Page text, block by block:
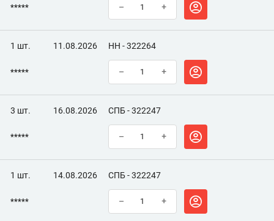
***** – +
1 шт. 11.08.2026 НН - 322264
***** – +
3 шт. 16.08.2026 СПБ - 322247
***** – +
1 шт. 14.08.2026 СПБ - 322247
***** – +